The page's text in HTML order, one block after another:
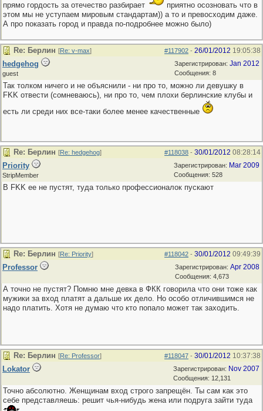
прямо гордость за отечество разбирает
приятно осозновать что в
этом мы не уступаем мировым стандартам)) а то и превосходим даже.
А про показать город и правда по-подробнее можно было)
#117902 - 26/01/2012 19:05:38
Re: Берлин [Re: v-max]
Зарегистрирован: Jan 2012
Сообщения: 8
hedgehog
guest
Так толком ничего и не объяснили - ни про то, можно ли девушку в
FKK отвести (сомневаюсь), ни про то, чем плохи берлинские клубы и
есть ли среди них все-таки более менее качественные
#118038 - 30/01/2012 08:28:14
Re: Берлин [Re: hedgehog]
Зарегистрирован: Mar 2009
Сообщения: 528
Priority
StripMember
В FKK ее не пустят, туда только профессионалок пускают
#118042 - 30/01/2012 09:49:39
Re: Берлин [Re: Priority]
Зарегистрирован: Apr 2008
Сообщения: 4,673
Professor
А точно не пустят? Помню мне девка в ФКК говорила что они тоже как
мужики за вход платят а дальше их дело. Но особо отличившимся не
надо платить. Хотя не думаю что кто попало может так заходить.
#118047 - 30/01/2012 10:37:38
Re: Берлин [Re: Professor]
Зарегистрирован: Nov 2007
Сообщения: 12,131
Lokator
Точно абсолютно. Женщинам вход строго запрещён. Ты сам как это
себе представляешь: решит чья-нибудь жена или подруга зайти туда